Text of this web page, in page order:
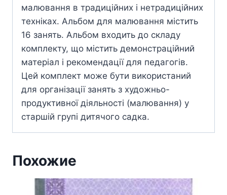
малювання в традиційних і нетрадиційних
техніках. Альбом для малювання містить
16 занять. Альбом входить до складу
комплекту, що містить демонстраційний
матеріал і рекомендації для педагогів.
Цей комплект може бути використаний
для організації занять з художньо-
продуктивної діяльності (малювання) у
старшій групі дитячого садка.
Похожие